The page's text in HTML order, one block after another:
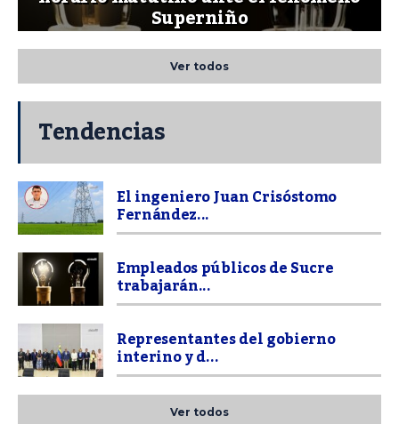
Superniño
Ver todos
Tendencias
El ingeniero Juan Crisóstomo
Fernández...
Empleados públicos de Sucre
trabajarán...
Representantes del gobierno
interino y d...
Ver todos